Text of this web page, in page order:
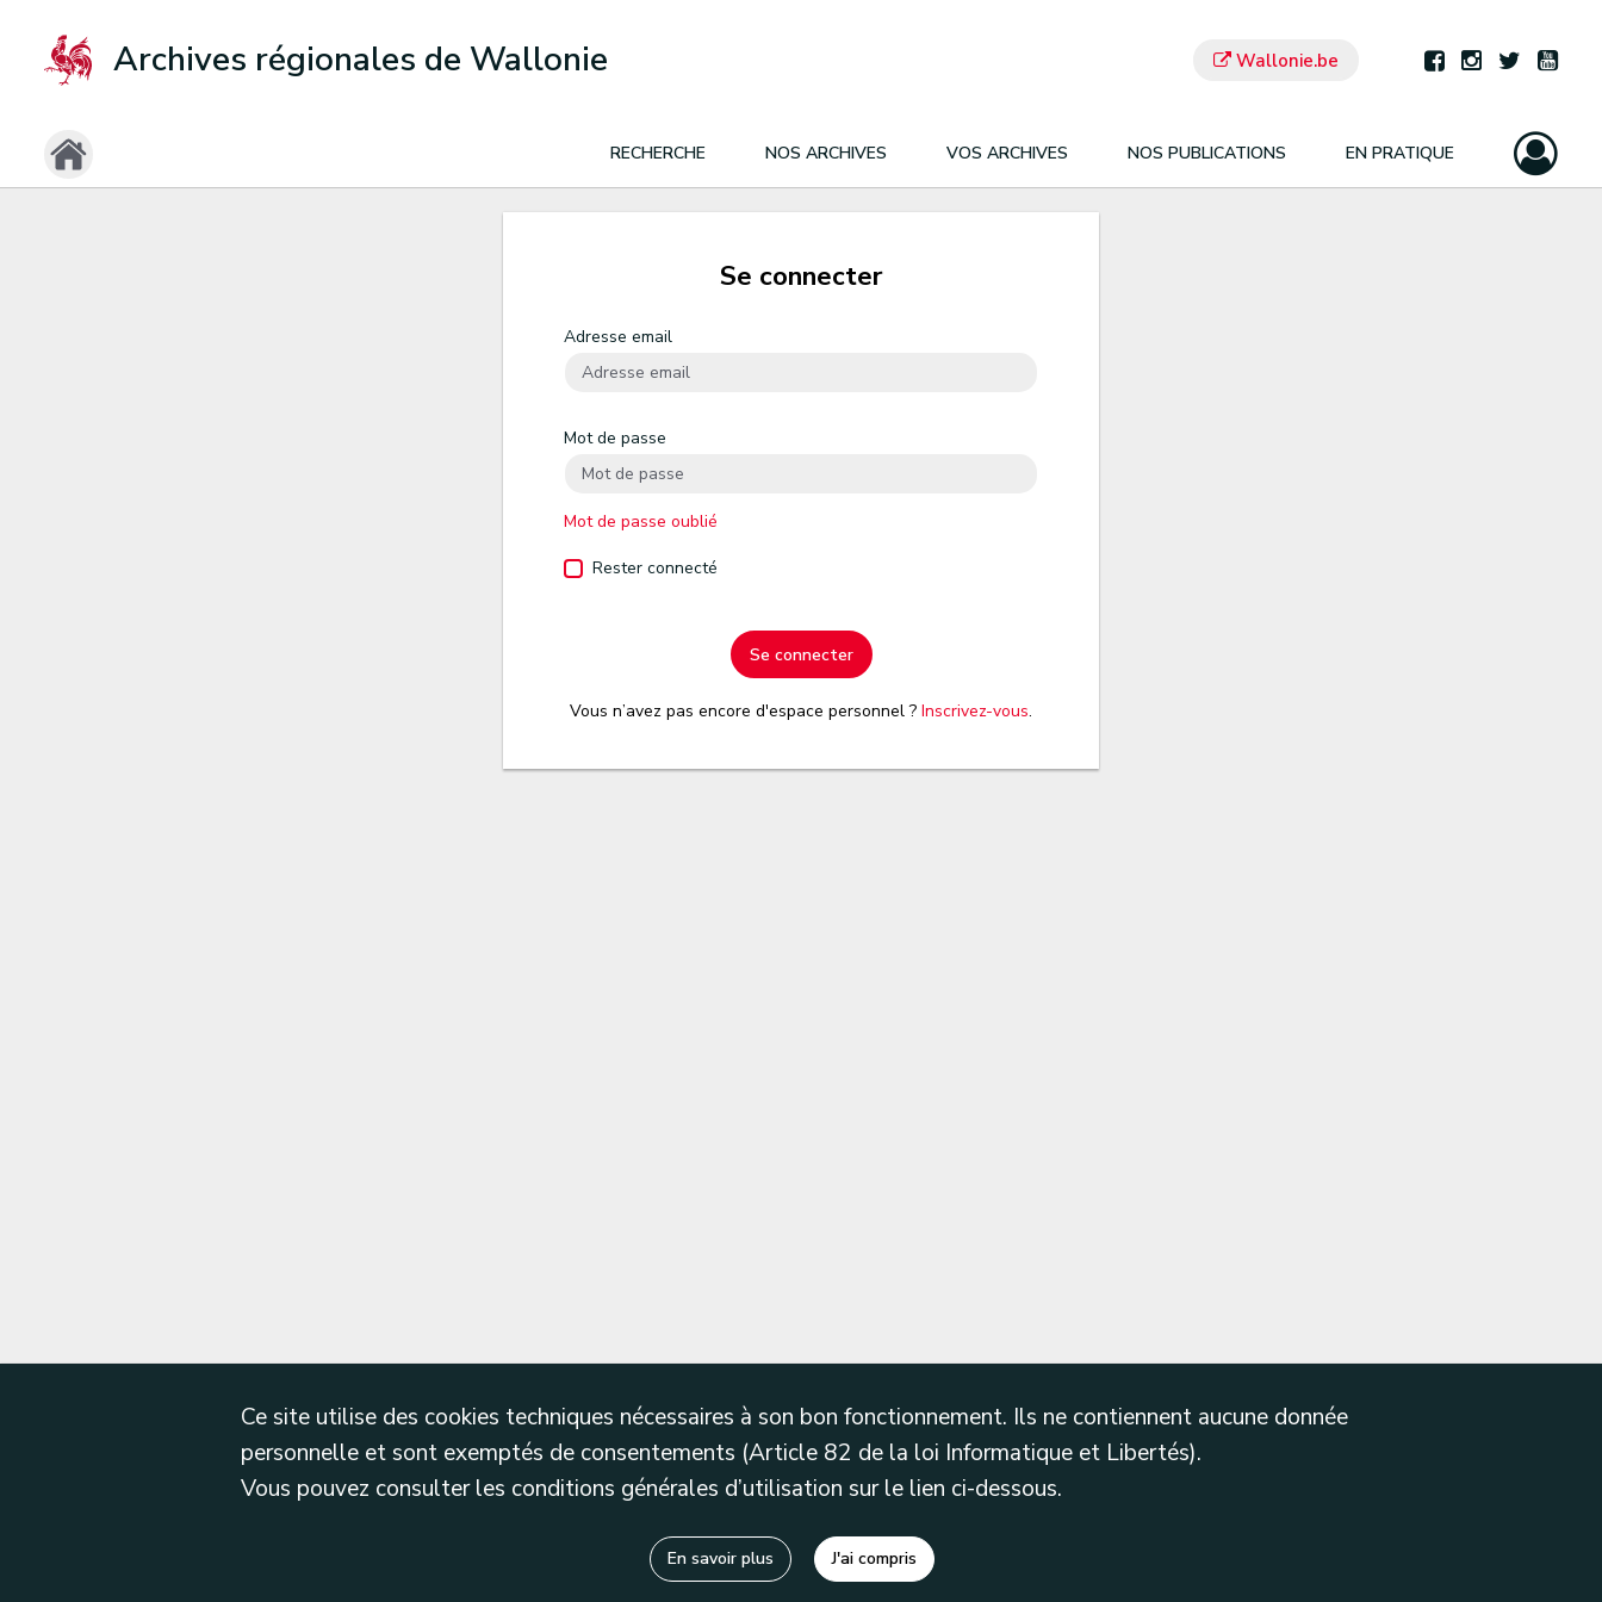
Archives régionales de Wallonie Wallonie.be
RECHERCHE NOS ARCHIVES VOS ARCHIVES NOS PUBLICATIONS EN PRATIQUE
Se connecter
Adresse email
Mot de passe
Mot de passe oublié
Rester connecté
Se connecter
Vous n’avez pas encore d'espace personnel ? Inscrivez-vous.
Ce site utilise des cookies techniques nécessaires à son bon fonctionnement. Ils ne contiennent aucune donnée
personnelle et sont exemptés de consentements (Article 82 de la loi Informatique et Libertés).
Vous pouvez consulter les conditions générales d’utilisation sur le lien ci-dessous.
En savoir plus J'ai compris